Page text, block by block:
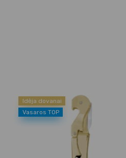
Idėja dovanai
Vasaros TOP